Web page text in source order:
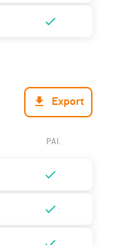
Export
PAI.